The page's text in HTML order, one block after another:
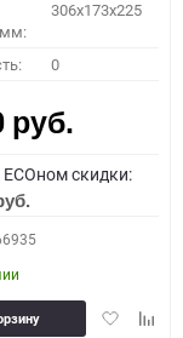
306x173x225
0
руб.
скидки:
Добавить